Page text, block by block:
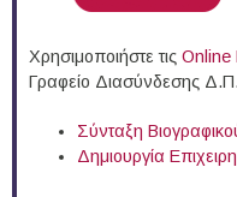
Χρησιμοποιήστε τις Online
Γραφείο Διασύνδεσης
Σύνταξη
Δημιουργία